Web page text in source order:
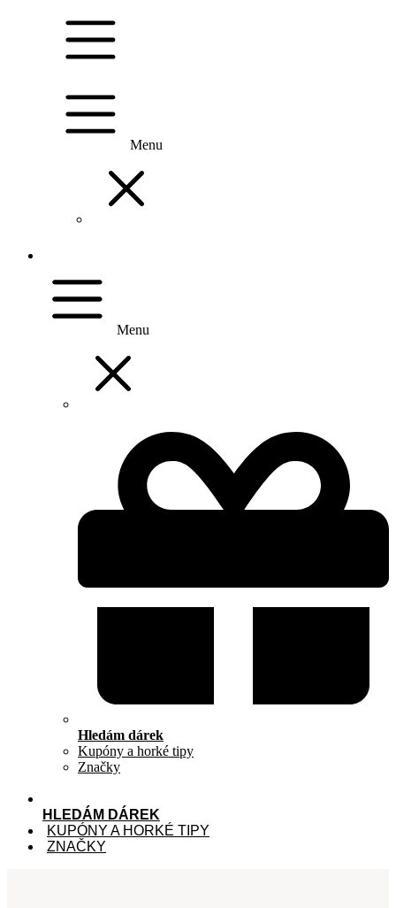
Menu
Menu
Hledám dárek
Kupóny a horké tipy
Značky
HLEDÁM DÁREK
KUPÓNY A HORKÉ TIPY
ZNAČKY